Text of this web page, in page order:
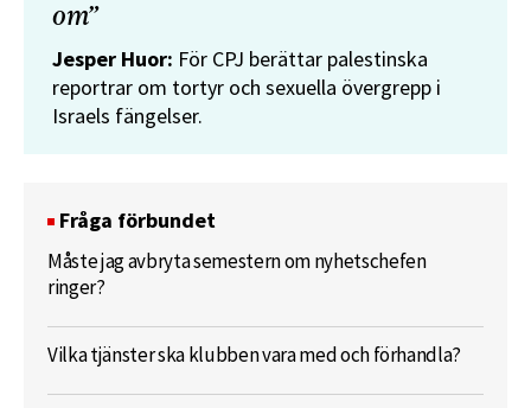
om”
Jesper Huor: För CPJ berättar palestinska
reportrar om tortyr och sexuella övergrepp i
Israels fängelser.
Fråga förbundet
Måste jag avbryta semestern om nyhetschefen
ringer?
Vilka tjänster ska klubben vara med och förhandla?